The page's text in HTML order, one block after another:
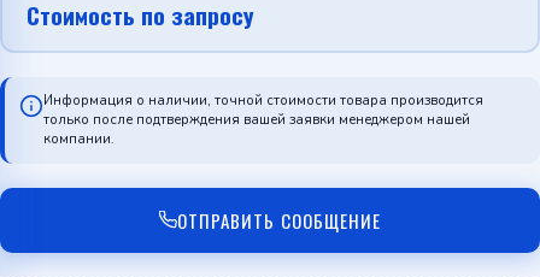
Стоимость по запросу
Информация о наличии, точной стоимости товара производится
только после подтверждения вашей заявки менеджером нашей
компании.
ОТПРАВИТЬ СООБЩЕНИЕ